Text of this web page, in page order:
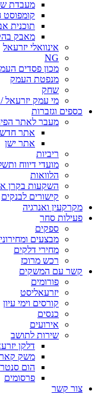
מעבדת
תוכנית
מאבק
אינוואלי יזרעאל
NG
מכון פסדים
מנפטת העמק
שחק
מי עמק יזרעאל
כספים וגזברות
מעבר לאתר
אתר חדש
אתר ישן
ריביות
מועדי דיווח
הלוואות
השקעות בקרן
קישורים לבנקים
מקרקעין ואנרגיה
פעילות סחר
ספקים
מבצעים
מחירי דלקים
רכש מרוכז
קשר עם המשקים
פורומים
יזרעאליסט
קורסים וימי עיון
כנסים
אירועים
שירות לתושב
דלקן
משק
הום סנטר
פרסומים
צור קשר